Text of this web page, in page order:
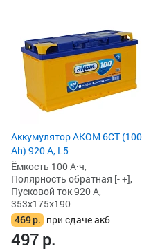
Аккумулятор AKOM 6СТ (100
Ah) 920 А, L5
Ёмкость 100 А·ч,
Полярность обратная [- +],
Пусковой ток 920 А,
353x175x190
469р. при сдаче акб
497р.